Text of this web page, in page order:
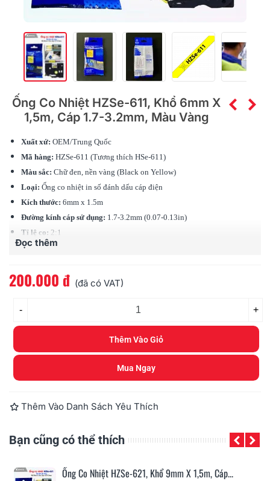
Ống Co Nhiệt HZSe-611, Khổ 6mm X
1,5m, Cáp 1.7-3.2mm, Màu Vàng
Xuất xứ: OEM/Trung Quốc
Mã hàng: HZSe-611 (Tương thích HSe-611)
Màu sắc: Chữ đen, nền vàng (Black on Yellow)
Loại: Ống co nhiệt in số đánh dấu cáp điện
Kích thước: 6mm x 1.5m
Đường kính cáp sử dụng: 1.7-3.2mm (0.07-0.13in)
Tỉ lệ co: 2:1
Ứng dụng:Được thiết kế để đánh dấu và xác định các loại dây cáp, sợi và
Tương thích:các loại máy in ống Brother
Đọc thêm
200.000 đ (đã có VAT)
- +
Thêm Vào Giỏ
Mua Ngay
Thêm Vào Danh Sách Yêu Thích
Bạn cũng có thể thích
HZSe-621, Khổ 9mm X 1,5m, Cáp... Ống Co Nhiệt